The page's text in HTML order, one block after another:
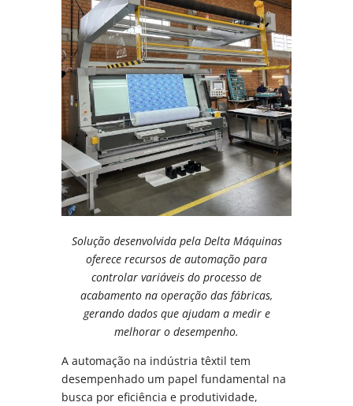
Solução desenvolvida pela Delta Máquinas
oferece recursos de automação para
controlar variáveis do processo de
acabamento na operação das fábricas,
gerando dados que ajudam a medir e
melhorar o desempenho.
A automação na indústria têxtil tem
desempenhado um papel fundamental na
busca por eficiência e produtividade,